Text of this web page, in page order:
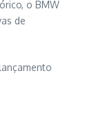
o BMW
de